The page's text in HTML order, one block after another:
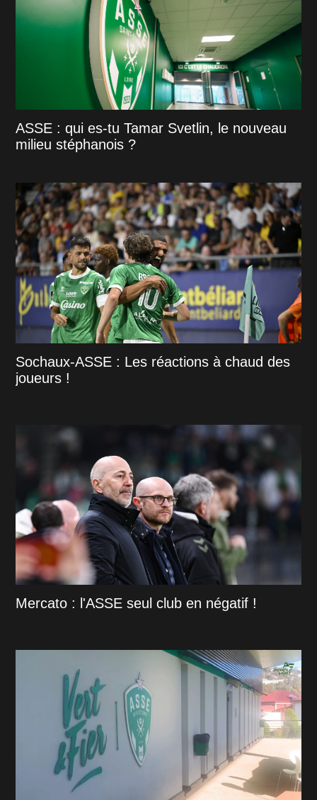
ASSE : qui es-tu Tamar Svetlin, le nouveau
milieu stéphanois ?
Sochaux-ASSE : Les réactions à chaud des
joueurs !
Mercato : l'ASSE seul club en négatif !